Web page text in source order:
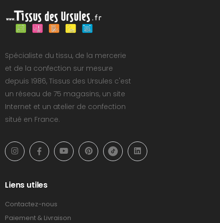
Spécialiste du tissu, de la mercerie
et de la confection sur mesure
depuis 1986, Tissus des Ursules c'est
un réseau de 75 magasins, un site
Internet et un atelier de confection
situé en France.
Liens utiles
Contactez-nous
Paiement & Livraison